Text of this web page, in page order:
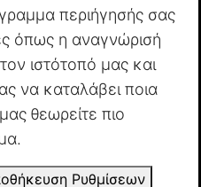
περιήγησής σας
όπως η αναγνώρισή
ιστότοπό μας και
να καταλάβει ποια
θεωρείτε πιο
Ρυθμίσεων